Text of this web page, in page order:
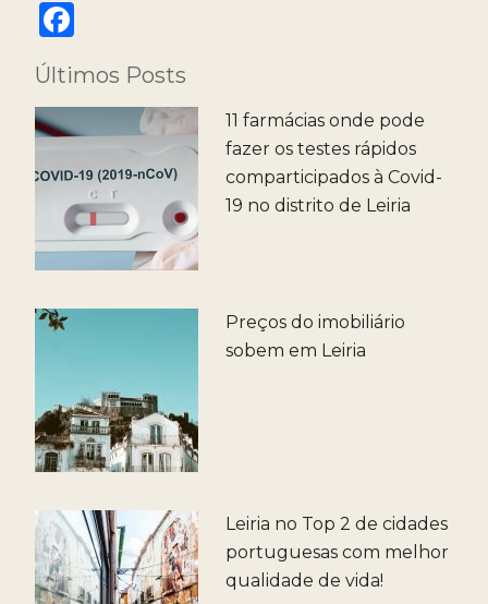
c
e
b
o
o
k
Últimos Posts
11 farmácias onde pode
fazer os testes rápidos
comparticipados à Covid-
19 no distrito de Leiria
Preços do imobiliário
sobem em Leiria
Leiria no Top 2 de cidades
portuguesas com melhor
qualidade de vida!